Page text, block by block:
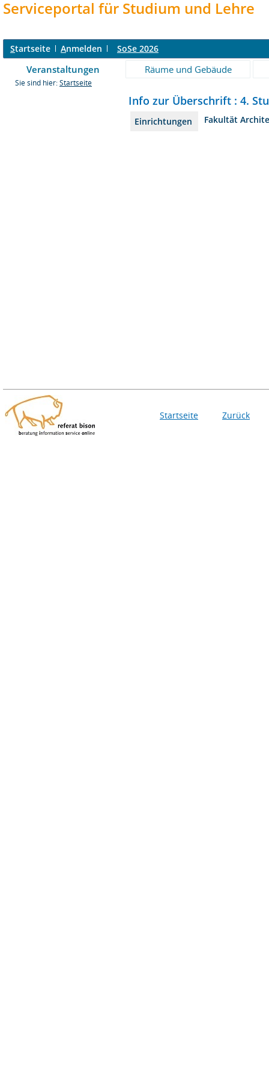
Serviceportal für Studium und Lehre
Startseite Anmelden SoSe 2026
Veranstaltungen Räume und Gebäude
Sie sind hier: Startseite
Info zur Überschrift : 4.
Einrichtungen Fakultät
Startseite Zurück